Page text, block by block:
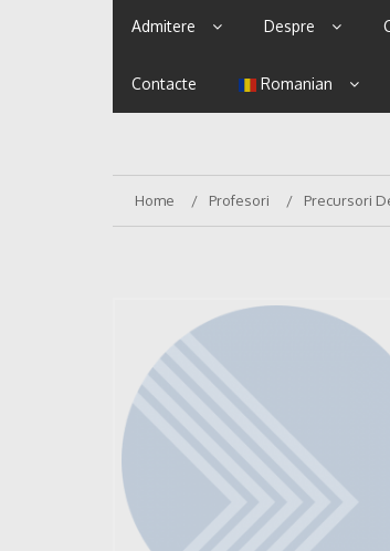
Admitere Despre
Contacte Romanian
Home Profesori Precursori